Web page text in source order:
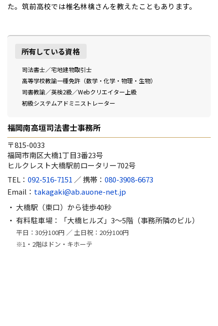
た。筑前高校では椎名林檎さんを教えたこともあります。
所有している資格
司法書士／宅地建物取引士
高等学校教諭一種免許（数学・化学・物理・生物）
司書教諭／英検2級／Webクリエイター上級
初級システムアドミニストレーター
福岡南高垣司法書士事務所
〒815-0033
福岡市南区大橋1丁目3番23号
ヒルクレスト大橋駅前ロータリー702号
TEL： 092-516-7151 ／ 携帯： 080-3908-6673
Email： takagaki@ab.auone-net.jp
大橋駅（東口）から徒歩40秒
有料駐車場：「大橋ヒルズ」3～5階（事務所隣のビル）
平日：30分100円 ／ 土日祝：20分100円
※1・2階はドン・キホーテ